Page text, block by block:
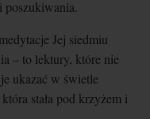
Jej siedmiu
– to lektury, które nie
ukazać w świetle
stała pod krzyżem i